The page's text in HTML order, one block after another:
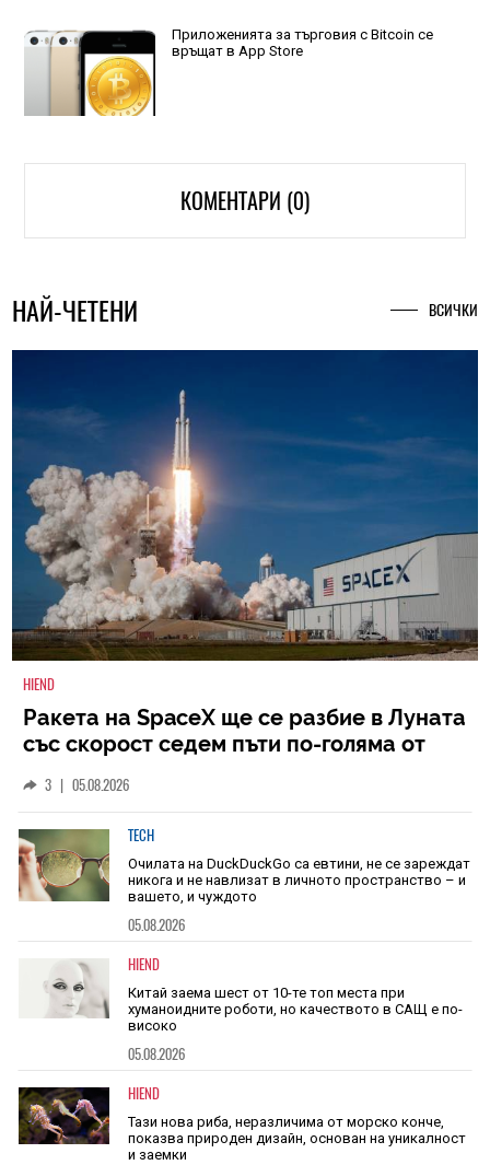
Приложенията за търговия с Bitcoin се
връщат в App Store
КОМЕНТАРИ (0)
НАЙ-ЧЕТЕНИ ВСИЧКИ
HIEND
Ракета на SpaceX ще се разбие в Луната
със скорост седем пъти по-голяма от
3 | 05.08.2026
TECH
Очилата на DuckDuckGo са евтини, не се зареждат
никога и не навлизат в личното пространство – и
вашето, и чуждото
05.08.2026
HIEND
Китай заема шест от 10-те топ места при
хуманоидните роботи, но качеството в САЩ е по-
високо
05.08.2026
HIEND
Тази нова риба, неразличима от морско конче,
показва природен дизайн, основан на уникалност
и заемки